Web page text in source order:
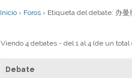
Inicio › Foros › Etiqueta del debate: 办
Viendo 4 debates - del 1 al 4 (de un total
Debate